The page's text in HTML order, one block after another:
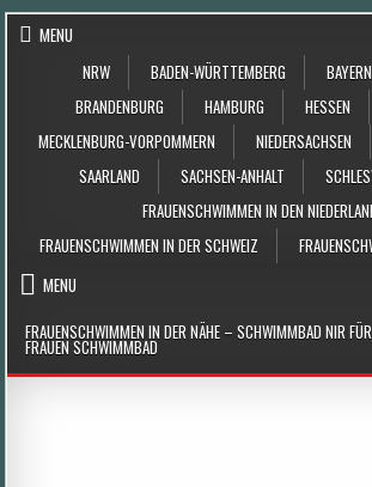
Skip to content
MENU
NRW
BADEN-WÜRTTEMBERG BAYERN
BRANDENBURG
HAMBURG HESSEN
MECKLENBURG-VORPOMMERN
NIEDERSACHSEN
SAARLAND
SACHSEN-ANHALT
FRAUENSCHWIMMEN IN DEN
FRAUENSCHWIMMEN IN DER SCHWEIZ
MENU
FRAUENSCHWIMMEN IN DER NÄHE – SCHWIMMBAD NIR
FRAUEN SCHWIMMBAD